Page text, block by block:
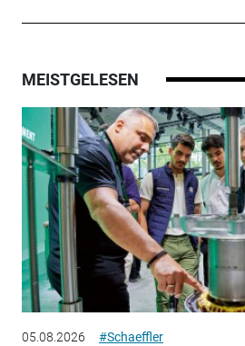
MEISTGELESEN
05.08.2026 #Schaeffler